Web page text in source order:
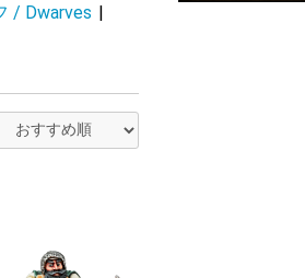
/ Dwarves |